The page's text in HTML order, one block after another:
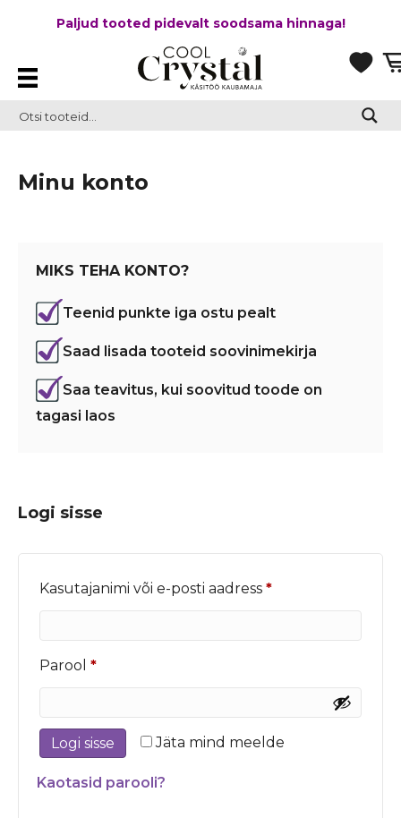
Paljud tooted pidevalt soodsama hinnaga!
Minu konto
MIKS TEHA KONTO?
Teenid punkte iga ostu pealt
Saad lisada tooteid soovinimekirja
Saa teavitus, kui soovitud toode on
tagasi laos
Logi sisse
Kasutajanimi või e-posti aadress *Nõutud
Parool *Nõutud
Jäta mind meelde
Logi sisse
Kaotasid parooli?